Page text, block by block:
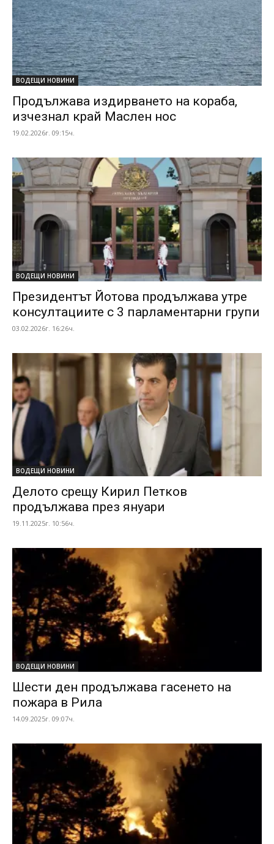
ВОДЕЩИ НОВИНИ
Продължава издирването на кораба,
изчезнал край Маслен нос
19.02.2026г. 09:15ч.
ВОДЕЩИ НОВИНИ
Президентът Йотова продължава утре
консултациите с 3 парламентарни групи
03.02.2026г. 16:26ч.
ВОДЕЩИ НОВИНИ
Делото срещу Кирил Петков
продължава през януари
19.11.2025г. 10:56ч.
ВОДЕЩИ НОВИНИ
Шести ден продължава гасенето на
пожара в Рила
14.09.2025г. 09:07ч.